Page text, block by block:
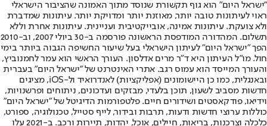
"ישראל היום" הוא גוף תקשורת שנוסד מתוך האמונה שהציבור הישראלי
ראוי לעיתונות טובה יותר, מאוזנת יותר ומדויקת יותר. עיתונות שמדברת
ולא צועקת. עיתונות אמינה, אובייקטיבית ועניינית. עיתונות אחרת וללא
תשלום. המהדורה המודפסת הראשונה פורסמה ב-30 ביולי 2007, וב-2010
הפך "ישראל היום" לעיתון הישראלי בעל שיעור החשיפה הגבוה ביותר בימי
חול. מו"ל העיתון היא ד"ר מרים אדלסון. העורך הראשי הוא עמר לחמנוביץ,
והעורך המייסד הוא עמוס רגב. אתרי האינטרנט של "ישראל היום" בעברית
ובאנגלית, כמו כן היישומונים (אפליקציות) לאנדרואיד ול-iOS, מציגים
חדשות מסביב לשעון, תוכן בלעדי, מבזקים ועדכונים, ניתוחים ופרשנויות,
וידיאו, פודקאסטים ושידורים חיים. פלטפורמות הדיגיטל של "ישראל היום"
כוללות ערוצי חדשות ודעות, תרבות ובידור, לייף סטייל, טכנולוגיה, ספורט,
כלכלה וצרכנות, בריאות, חיילים, אוכל, יהדות, תיירות ורכב. ב-2021 עלו